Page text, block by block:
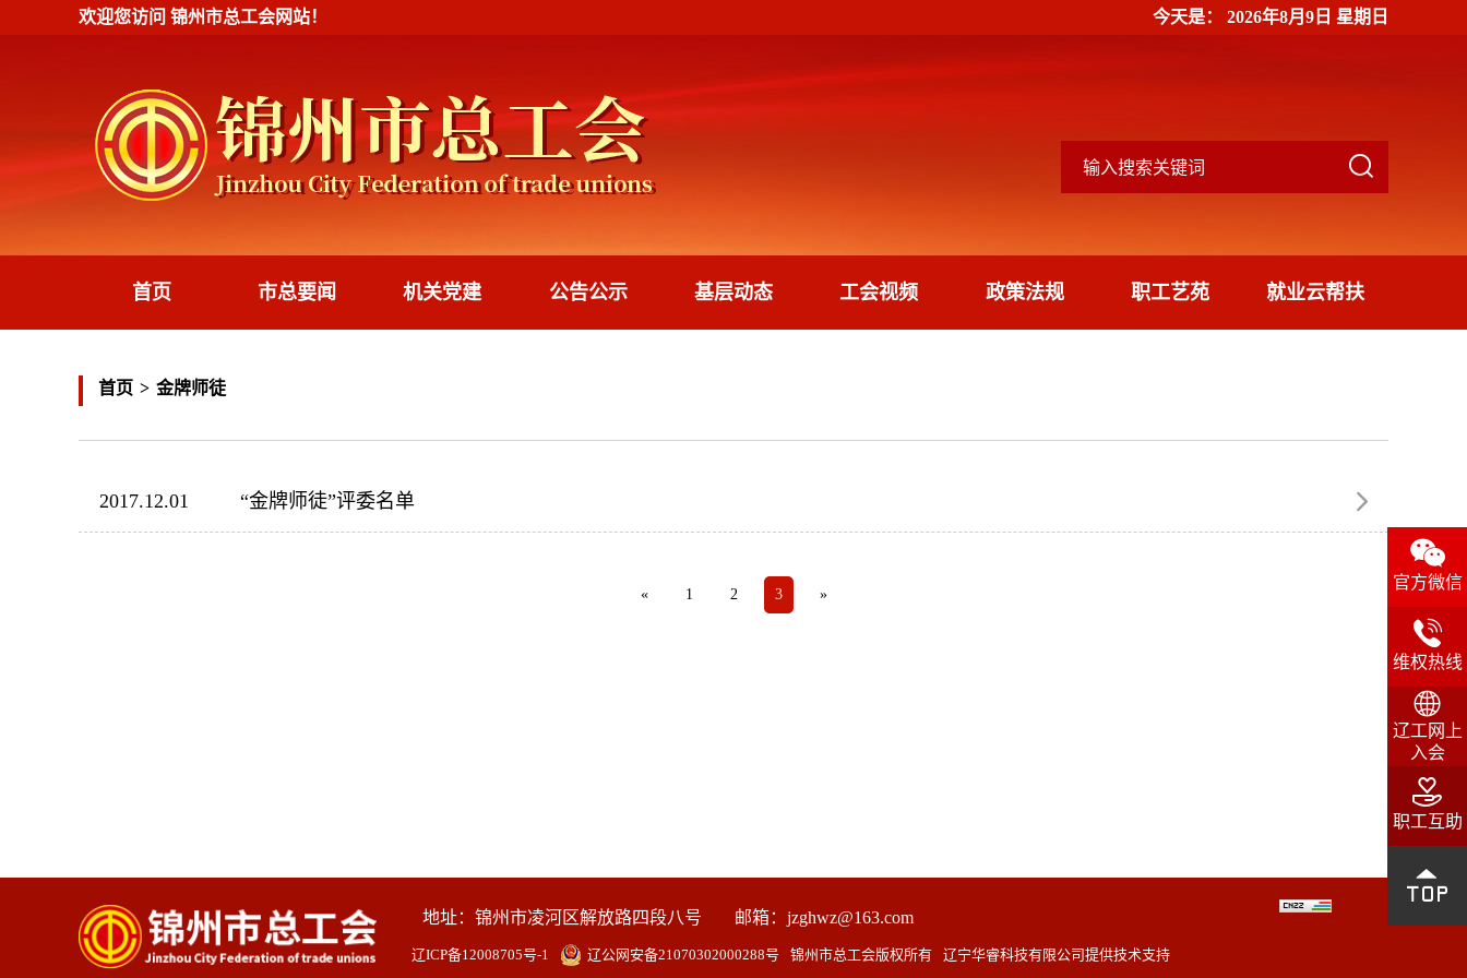

官方微信

维权热线

辽工网上
入会

职工互助

欢迎您访问 锦州市总工会网站！ 今天是： 2026年8月9日 星期日

首页 市总要闻 机关党建 公告公示 基层动态 工会视频 政策法规 职工艺苑 就业云帮扶
首页 > 金牌师徒
2017.12.01 “金牌师徒”评委名单 
« 1 2 3 »
邮箱：jzghwz@163.com
地址：锦州市凌河区解放路四段八号
辽公网安备21070302000288号 锦州市总工会版权所有 辽宁华睿科技有限公司提供技术支持
辽ICP备12008705号-1